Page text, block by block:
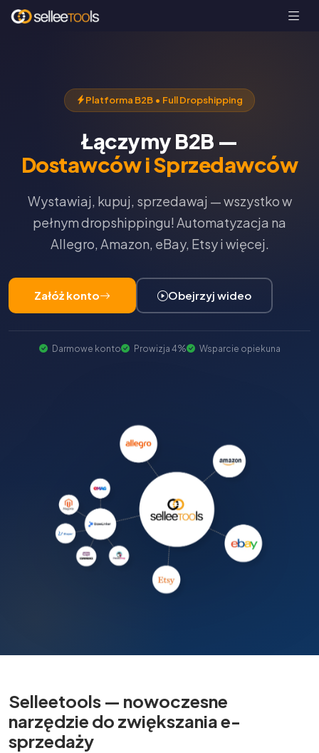
Platforma B2B • Full Dropshipping
Łączymy B2B —
Dostawców i Sprzedawców
Wystawiaj, kupuj, sprzedawaj — wszystko w
pełnym dropshippingu! Automatyzacja na
Allegro, Amazon, eBay, Etsy i więcej.
Załóż konto Obejrzyj wideo
Darmowe konto Prowizja 4% Wsparcie opiekuna
Selleetools — nowoczesne
narzędzie do zwiększania e-
sprzedaży